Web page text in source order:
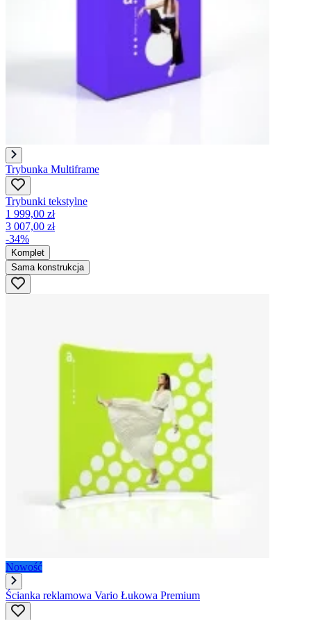
Trybunka Multiframe
Trybunki tekstylne
1 999,00 zł
3 007,00 zł
-34%
Komplet
Sama konstrukcja
Nowość
Ścianka reklamowa Vario Łukowa Premium